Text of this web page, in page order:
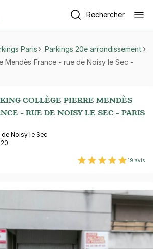
Rechercher
Paris
Parkings 20e arrondissement
Mendès France - rue de Noisy le Sec -
COLLÈGE PIERRE MENDÈS
- RUE DE NOISY LE SEC - PARIS
de Noisy le Sec
19 avis